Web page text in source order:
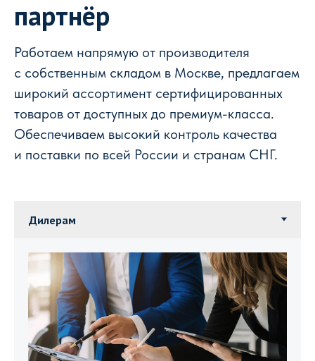
партнёр
Работаем напрямую от производителя
с собственным складом в Москве, предлагаем
широкий ассортимент сертифицированных
товаров от доступных до премиум-класса.
Обеспечиваем высокий контроль качества
и поставки по всей России и странам СНГ.